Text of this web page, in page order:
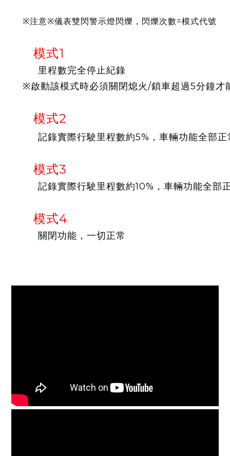
※注意※儀表雙閃警示燈閃爍，閃爍次數=模式代號
模式1
里程數完全停止紀錄
※啟動該模式時必須關閉熄火/鎖車超過5分鐘才
模式2
記錄實際行駛里程數約5%，車輛功能全部正
模式3
記錄實際行駛里程數約10%，車輛功能全部
模式4
關閉功能，一切正常